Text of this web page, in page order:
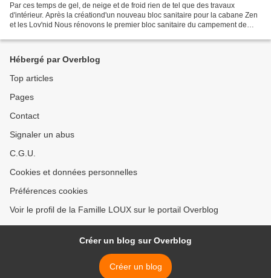
Par ces temps de gel, de neige et de froid rien de tel que des travaux
d'intérieur. Après la créationd'un nouveau bloc sanitaire pour la cabane Zen
et les Lov'nid Nous rénovons le premier bloc sanitaire du campement de
Hébergé par Overblog
Top articles
Pages
Contact
Signaler un abus
C.G.U.
Cookies et données personnelles
Préférences cookies
Voir le profil de la Famille LOUX sur le portail Overblog
Créer un blog sur Overblog
Créer un blog